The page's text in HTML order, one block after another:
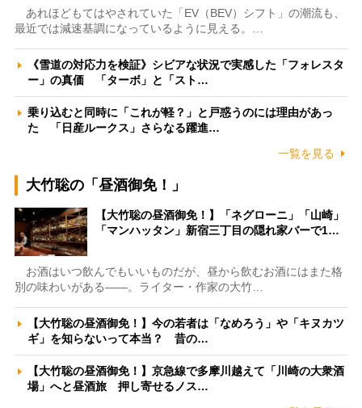
あれほどもてはやされていた「EV（BEV）シフト」の潮流も、
最近では減速基調になっているように見える。…
《雪道の対応力を検証》シビアな状況で実感した「フォレスタ
ー」の真価 「ターボ」と「スト…
乗り込むと同時に「これが軽？」と戸惑うのには理由があっ
た 「日産ルークス」さらなる躍進…
一覧を見る
大竹聡の「昼酒御免！」
【大竹聡の昼酒御免！】「ネグローニ」「山崎」
「マンハッタン」新宿三丁目の隠れ家バーで1…
お酒はいつ飲んでもいいものだが、昼から飲むお酒にはまた格
別の味わいがある――。ライター・作家の大竹…
【大竹聡の昼酒御免！】今の若者は「なめろう」や「キヌカツ
ギ」を知らないって本当？ 昔の…
【大竹聡の昼酒御免！】京急線で多摩川越えて「川崎の大衆酒
場」へと昼酒旅 押し寄せるノス…